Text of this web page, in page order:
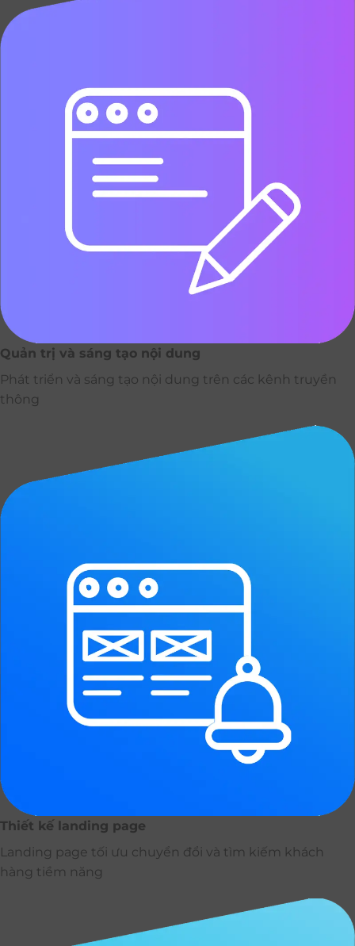
Quản trị và sáng tạo nội dung
Phát triển và sáng tạo nội dung trên các kênh truyền
thông
Thiết kế landing page
Landing page tối ưu chuyển đổi và tìm kiếm khách
hàng tiềm năng